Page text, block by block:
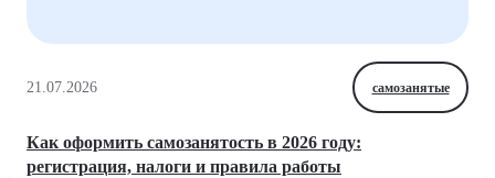
21.07.2026 самозанятые
Как оформить самозанятость в 2026 году:
регистрация, налоги и правила работы